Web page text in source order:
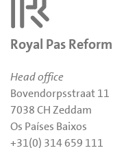
Royal Pas Reform
Head office
Bovendorpsstraat 11
7038 CH Zeddam
Os Países Baixos
+31(0) 314 659 111